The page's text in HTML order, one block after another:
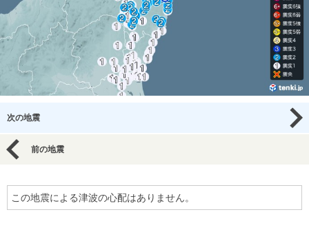
次の地震
前の地震
この地震による津波の心配はありません。